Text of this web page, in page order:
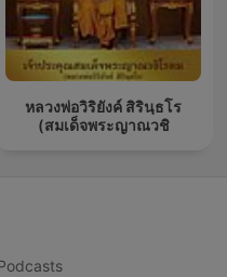
หลวงพ่อวิริยังค์ สิรินฺธโร
(สมเด็จพระญาณวชิ